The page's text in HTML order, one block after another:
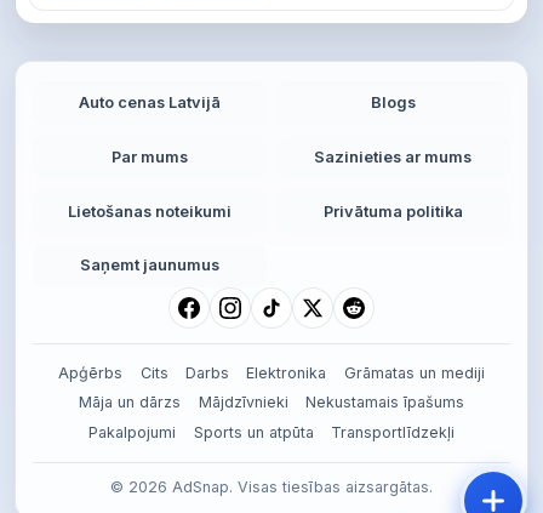
Auto cenas Latvijā Blogs
Par mums Sazinieties ar mums
Lietošanas noteikumi Privātuma politika
Saņemt jaunumus
Apģērbs Cits Darbs Elektronika
Grāmatas un mediji
Māja un dārzs
Mājdzīvnieki
Nekustamais īpašums
Pakalpojumi
Sports un atpūta Transportlīdzekļi
© 2026 AdSnap. Visas tiesības aizsargātas.